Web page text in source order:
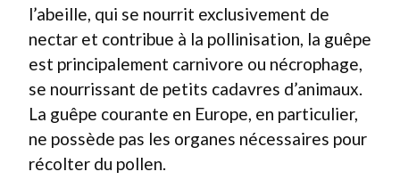
l’abeille, qui se nourrit exclusivement de
nectar et contribue à la pollinisation, la guêpe
est principalement carnivore ou nécrophage,
se nourrissant de petits cadavres d’animaux.
La guêpe courante en Europe, en particulier,
ne possède pas les organes nécessaires pour
récolter du pollen.